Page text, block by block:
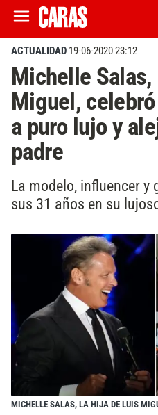
ACTUALIDAD 19-06-2020 23:12
Michelle
Miguel,
a puro lujo y
padre
La modelo, influencer y
sus 31 años en su
MICHELLE SALAS, LA HIJA DE LUIS